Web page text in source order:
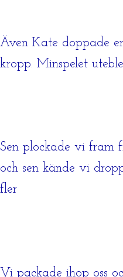
Även Kate doppade
kropp. Minspelet
Sen plockade vi fram
och sen kände vi
fler
Vi packade ihop oss